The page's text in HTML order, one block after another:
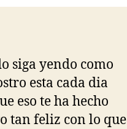
siga yendo como
esta cada dia
eso te ha hecho
tan feliz con lo que